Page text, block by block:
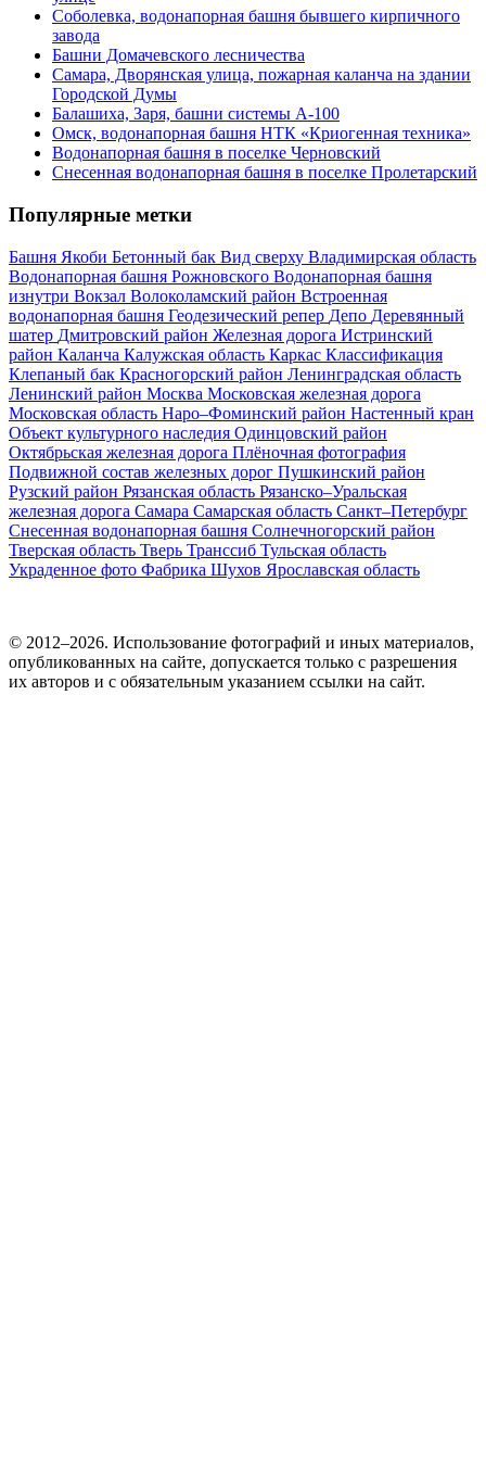
Соболевка, водонапорная башня бывшего кирпичного
завода
Башни Домачевского лесничества
Самара, Дворянская улица, пожарная каланча на здании
Городской Думы
Балашиха, Заря, башни системы А-100
Омск, водонапорная башня НТК «Криогенная техника»
Водонапорная башня в поселке Черновский
Снесенная водонапорная башня в поселке Пролетарский
Популярные метки
Башня Якоби Бетонный бак Вид сверху Владимирская область
Водонапорная башня Рожновского Водонапорная башня
изнутри Вокзал Волоколамский район Встроенная
водонапорная башня Геодезический репер Депо Деревянный
шатер Дмитровский район Железная дорога Истринский
район Каланча Калужская область Каркас Классификация
Клепаный бак Красногорский район Ленинградская область
Ленинский район Москва Московская железная дорога
Московская область Наро–Фоминский район Настенный кран
Объект культурного наследия Одинцовский район
Октябрьская железная дорога Плёночная фотография
Подвижной состав железных дорог Пушкинский район
Рузский район Рязанская область Рязанско–Уральская
железная дорога Самара Самарская область Санкт–Петербург
Снесенная водонапорная башня Солнечногорский район
Тверская область Тверь Транссиб Тульская область
Украденное фото Фабрика Шухов Ярославская область
© 2012–2026. Использование фотографий и иных материалов,
опубликованных на сайте, допускается только с разрешения
их авторов и c обязательным указанием ссылки на сайт.